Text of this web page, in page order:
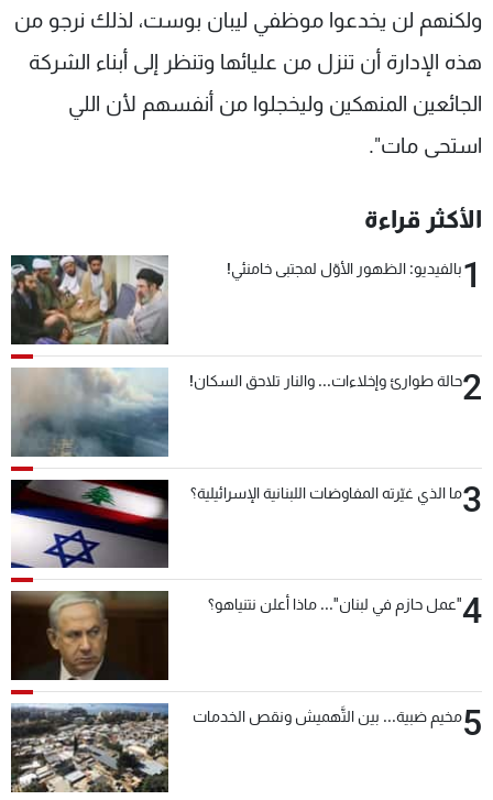
ولكنهم لن يخدعوا موظفي ليبان بوست، لذلك نرجو من
هذه الإدارة أن تنزل من عليائها وتنظر إلى أبناء الشركة
الجائعين المنهكين وليخجلوا من أنفسهم لأن اللي
استحى مات".
الأكثر قراءة
1بالفيديو: الظهور الأوّل لمجتبى خامنئي!
2حالة طوارئ وإخلاءات... والنار تلاحق السكان!
3ما الذي غيّرته المفاوضات اللبنانية الإسرائيلية؟
4"عمل حازم في لبنان"... ماذا أعلن نتنياهو؟
5مخيم ضبية... بين التَّهميش ونقص الخدمات